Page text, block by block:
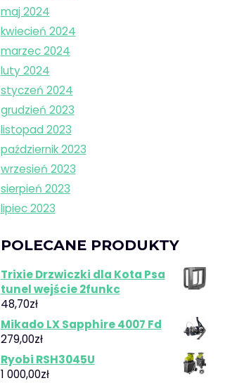
maj 2024
kwiecień 2024
marzec 2024
luty 2024
styczeń 2024
grudzień 2023
listopad 2023
październik 2023
wrzesień 2023
sierpień 2023
lipiec 2023
POLECANE PRODUKTY
Trixie Drzwiczki dla Kota Psa
tunel wejście 2funkc
48,70zł
Mikado LX Sapphire 4007 Fd
279,00zł
Ryobi RSH3045U
1 000,00zł